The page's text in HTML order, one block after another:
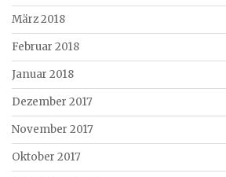
März 2018
Februar 2018
Januar 2018
Dezember 2017
November 2017
Oktober 2017